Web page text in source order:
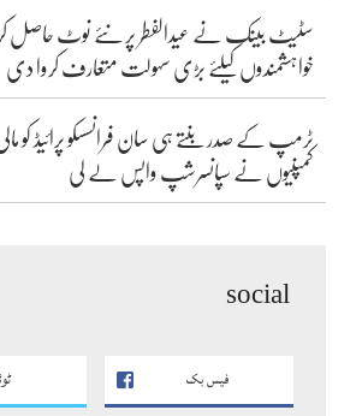
سٹیٹ بینک نے عیدالفطر پر نئے نوٹ
خواہشمندوں کیلئے بڑی سہولت متعارف کروا دی
ٹرمپ کے صدر بنتے ہی سان فرانسسکو پرائیڈ کو
کمپنیوں نے سپانسرشپ واپس لے لی
social
فیس بک